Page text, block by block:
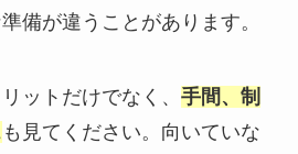
備が違うことがあります。
ットだけでなく、 手間、制
も見てください。向いていな